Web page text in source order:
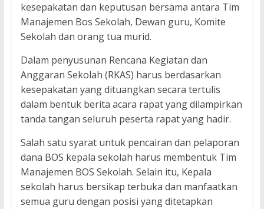
kesepakatan dan keputusan bersama antara Tim
Manajemen Bos Sekolah, Dewan guru, Komite
Sekolah dan orang tua murid.
Dalam penyusunan Rencana Kegiatan dan
Anggaran Sekolah (RKAS) harus berdasarkan
kesepakatan yang dituangkan secara tertulis
dalam bentuk berita acara rapat yang dilampirkan
tanda tangan seluruh peserta rapat yang hadir.
Salah satu syarat untuk pencairan dan pelaporan
dana BOS kepala sekolah harus membentuk Tim
Manajemen BOS Sekolah. Selain itu, Kepala
sekolah harus bersikap terbuka dan manfaatkan
semua guru dengan posisi yang ditetapkan